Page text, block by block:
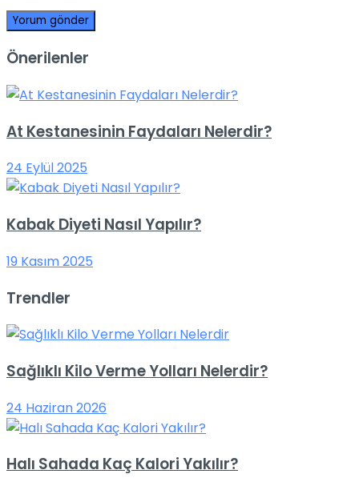
Önerilenler
At Kestanesinin Faydaları Nelerdir?
24 Eylül 2025
Kabak Diyeti Nasıl Yapılır?
19 Kasım 2025
Trendler
Sağlıklı Kilo Verme Yolları Nelerdir?
24 Haziran 2026
Halı Sahada Kaç Kalori Yakılır?